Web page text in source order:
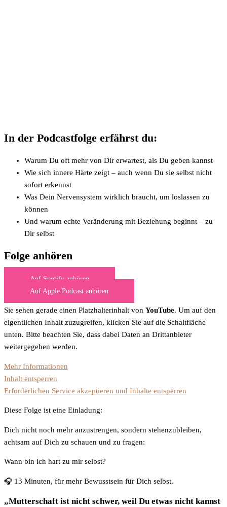
In der Podcastfolge erfährst du:
Warum Du oft mehr von Dir erwartest, als Du geben kannst
Wie sich innere Härte zeigt – auch wenn Du sie selbst nicht
sofort erkennst
Was Dein Nervensystem wirklich braucht, um loslassen zu
können
Und warum echte Veränderung mit Beziehung beginnt – zu
Dir selbst
Folge anhören
Auf Spotify anhören
Auf Apple Podcast anhören
Sie sehen gerade einen Platzhalterinhalt von YouTube. Um auf den
eigentlichen Inhalt zuzugreifen, klicken Sie auf die Schaltfläche
unten. Bitte beachten Sie, dass dabei Daten an Drittanbieter
weitergegeben werden.
Mehr Informationen
Inhalt entsperren
Erforderlichen Service akzeptieren und Inhalte entsperren
Diese Folge ist eine Einladung:
Dich nicht noch mehr anzustrengen, sondern stehenzubleiben,
achtsam auf Dich zu schauen und zu fragen:
Wann bin ich hart zu mir selbst?
🎧 13 Minuten, für mehr Bewusstsein für Dich selbst.
„Mutterschaft ist nicht schwer, weil Du etwas nicht kannst